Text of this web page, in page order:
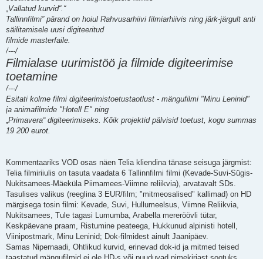
„Vallatud kurvid“.“
Tallinnfilmi” pärand on hoiul Rahvusarhiivi filmiarhiivis ning järk-järgult anti
säilitamisele uusi digiteeritud
filmide masterfaile.
/---/
Filmialase uurimistöö ja filmide digiteerimise
toetamine
/---/
Esitati kolme filmi digiteerimistoetustaotlust - mängufilmi "Minu Leninid"
ja animafilmide "Hotell E" ning
„Primavera“ digiteerimiseks. Kõik projektid pälvisid toetust, kogu summas
19 200 eurot.
Kommentaariks VOD osas näen Telia kliendina tänase seisuga järgmist:
Telia filmiriiulis on tasuta vaadata 6 Tallinnfilmi filmi (Kevade-Suvi-Sügis-
Nukitsamees-Mäeküla Piimamees-Viimne reliikvia), arvatavalt SDs.
Tasulises valikus (reeglina 3 EUR/film; "mitmeosalised" kallimad) on HD
märgisega tosin filmi: Kevade, Suvi, Hullumeelsus, Viimne Reliikvia,
Nukitsamees, Tule tagasi Lumumba, Arabella mereröövli tütar,
Keskpäevane praam, Ristumine peateega, Hukkunud alpinisti hotell,
Viinipostmark, Minu Leninid; Dok-filmidest ainult Jaanipäev.
Samas Nipernaadi, Ohtlikud kurvid, erinevad dok-id ja mitmed teised